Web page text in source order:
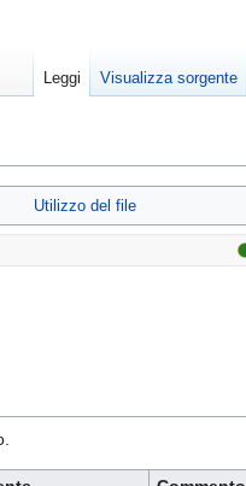
Utilizzo del file
Leggi Visualizza sorgente